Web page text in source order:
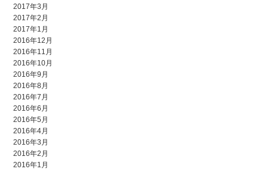
2017年3月
2017年2月
2017年1月
2016年12月
2016年11月
2016年10月
2016年9月
2016年8月
2016年7月
2016年6月
2016年5月
2016年4月
2016年3月
2016年2月
2016年1月